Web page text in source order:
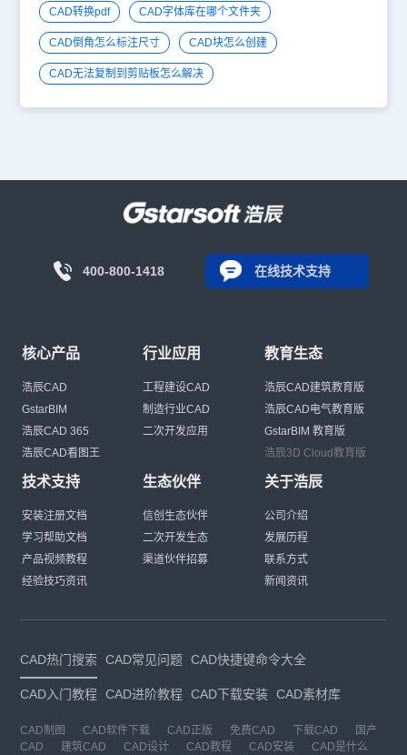
CAD转换pdf CAD字体库在哪个文件夹
CAD倒角怎么标注尺寸 CAD块怎么创建
CAD无法复制到剪贴板怎么解决
400-800-1418 在线技术支持
核心产品
浩辰CAD
GstarBIM
浩辰CAD 365
浩辰CAD看图王
行业应用
工程建设CAD
制造行业CAD
二次开发应用
教育生态
浩辰CAD建筑教育版
浩辰CAD电气教育版
GstarBIM 教育版
浩辰3D Cloud教育版
技术支持
安装注册文档
学习帮助文档
产品视频教程
经验技巧资讯
生态伙伴
信创生态伙伴
二次开发生态
渠道伙伴招募
关于浩辰
公司介绍
发展历程
联系方式
新闻资讯
CAD热门搜索 CAD常见问题 CAD快捷键命令大全
CAD入门教程 CAD进阶教程 CAD下载安装 CAD素材库
CAD制图 CAD软件下载 CAD正版 免费CAD 下载CAD
国产
CAD
建筑CAD CAD设计 CAD教程 CAD安装 CAD是什么